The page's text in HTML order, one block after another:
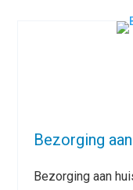
Bezorging
Bezorging aan